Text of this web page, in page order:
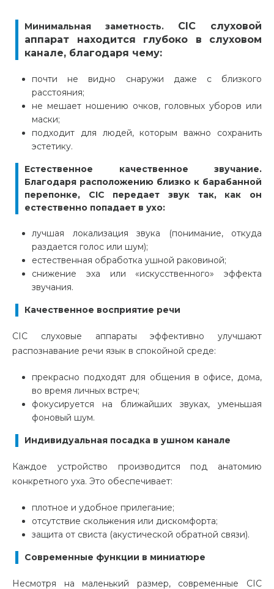
Минимальная заметность. CIC слуховой
аппарат находится глубоко в слуховом
канале, благодаря чему:
почти не видно снаружи даже с близкого
расстояния;
не мешает ношению очков, головных уборов или
маски;
подходит для людей, которым важно сохранить
эстетику.
Естественное качественное звучание.
Благодаря расположению близко к барабанной
перепонке, CIC передает звук так, как он
естественно попадает в ухо:
лучшая локализация звука (понимание, откуда
раздается голос или шум);
естественная обработка ушной раковиной;
снижение эха или «искусственного» эффекта
звучания.
Качественное восприятие речи
CIC слуховые аппараты эффективно улучшают
распознавание речи язык в спокойной среде:
прекрасно подходят для общения в офисе, дома,
во время личных встреч;
фокусируется на ближайших звуках, уменьшая
фоновый шум.
Индивидуальная посадка в ушном канале
Каждое устройство производится под анатомию
конкретного уха. Это обеспечивает:
плотное и удобное прилегание;
отсутствие скольжения или дискомфорта;
защита от свиста (акустической обратной связи).
Современные функции в миниатюре
Несмотря на маленький размер, современные CIC